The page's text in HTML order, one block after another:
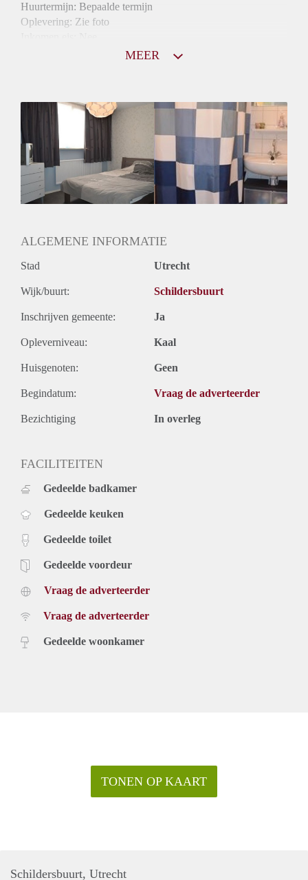
Huurtermijn: Bepaalde termijn
Oplevering: Zie foto
Gedeelde Douche: Ja
Gedeelde woonkamer: Ja
Huisgenoten: Ja
Geslacht huisgenoten: Gemengd
MEER
ALGEMENE INFORMATIE
Stad Utrecht
Wijk/buurt: Schildersbuurt
Inschrijven gemeente: Ja
Opleverniveau: Kaal
Huisgenoten: Geen
Begindatum: Vraag de adverteerder
Bezichtiging In overleg
FACILITEITEN
Gedeelde badkamer
Gedeelde keuken
Gedeelde toilet
Gedeelde voordeur
Vraag de adverteerder
Vraag de adverteerder
Gedeelde woonkamer
TONEN OP KAART
Schildersbuurt, Utrecht